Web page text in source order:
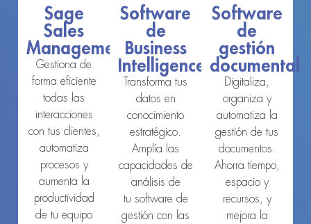
Sage
Sales
Management
Gestiona de
forma eficiente
todas las
interacciones
con tus clientes,
automatiza
procesos y
aumenta la
productividad
de tu equipo
Software
de
Business
Intelligence
Transforma tus
datos en
conocimiento
estratégico.
Amplía las
capacidades de
análisis de
tu software de
gestión con las
Software
de
gestión
documental
Digitaliza,
organiza y
automatiza la
gestión de tus
documentos.
Ahorra tiempo,
espacio y
recursos, y
mejora la